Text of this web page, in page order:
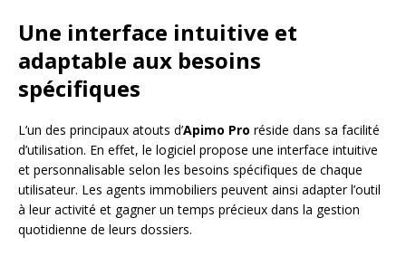
Une interface intuitive et
adaptable aux besoins
spécifiques
L’un des principaux atouts d’Apimo Pro réside dans sa facilité
d’utilisation. En effet, le logiciel propose une interface intuitive
et personnalisable selon les besoins spécifiques de chaque
utilisateur. Les agents immobiliers peuvent ainsi adapter l’outil
à leur activité et gagner un temps précieux dans la gestion
quotidienne de leurs dossiers.